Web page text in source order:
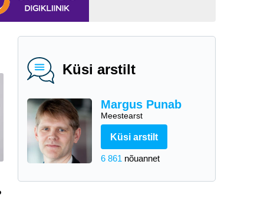
Küsi arstilt
Margus Punab
Meestearst
Küsi arstilt
6 861 nõuannet